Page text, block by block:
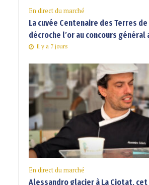
En direct du marché
La cuvée Centenaire des Terres
décroche l’or au concours général
Il y a 7 jours
En direct du marché
Alessandro glacier à La Ciotat,